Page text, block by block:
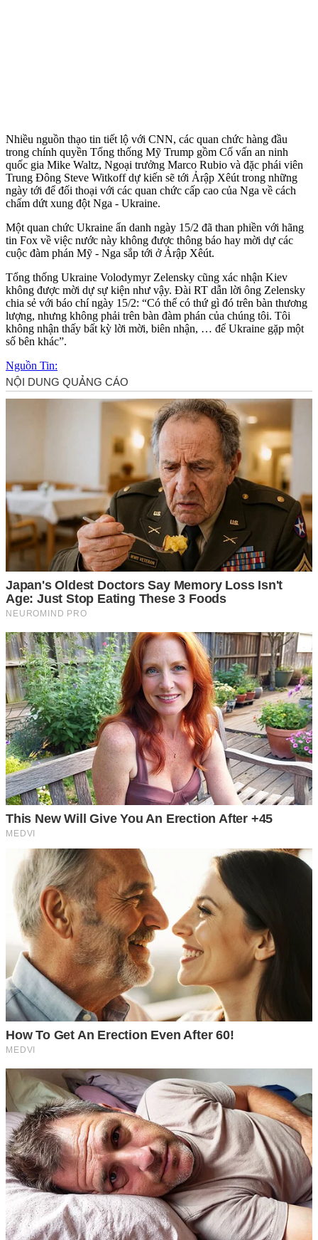
Nhiều nguồn thạo tin tiết lộ với CNN, các quan chức hàng đầu
trong chính quyền Tổng thống Mỹ Trump gồm Cố vấn an ninh
quốc gia Mike Waltz, Ngoại trưởng Marco Rubio và đặc phái viên
Trung Đông Steve Witkoff dự kiến sẽ tới Ảrập Xêút trong những
ngày tới để đối thoại với các quan chức cấp cao của Nga về cách
chấm dứt xung đột Nga - Ukraine.
Một quan chức Ukraine ẩn danh ngày 15/2 đã than phiền với hãng
tin Fox về việc nước này không được thông báo hay mời dự các
cuộc đàm phán Mỹ - Nga sắp tới ở Ảrập Xêút.
Tổng thống Ukraine Volodymyr Zelensky cũng xác nhận Kiev
không được mời dự sự kiện như vậy. Đài RT dẫn lời ông Zelensky
chia sẻ với báo chí ngày 15/2: “Có thể có thứ gì đó trên bàn thương
lượng, nhưng không phải trên bàn đàm phán của chúng tôi. Tôi
không nhận thấy bất kỳ lời mời, biên nhận, … để Ukraine gặp một
số bên khác”.
Nguồn Tin: